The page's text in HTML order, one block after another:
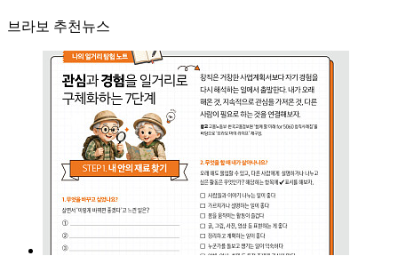
브라보 추천뉴스